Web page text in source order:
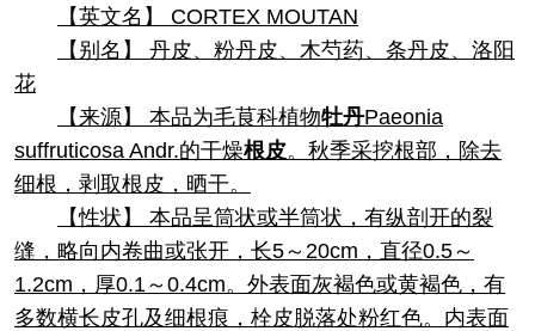
【英文名】 CORTEX MOUTAN
【别名】 丹皮、粉丹皮、木芍药、条丹皮、洛阳
花
【来源】 本品为毛茛科植物牡丹Paeonia
suffruticosa Andr.的干燥根皮。秋季采挖根部，除去
细根，剥取根皮，晒干。
【性状】 本品呈筒状或半筒状，有纵剖开的裂
缝，略向内卷曲或张开，长5～20cm，直径0.5～
1.2cm，厚0.1～0.4cm。外表面灰褐色或黄褐色，有
多数横长皮孔及细根痕，栓皮脱落处粉红色。内表面